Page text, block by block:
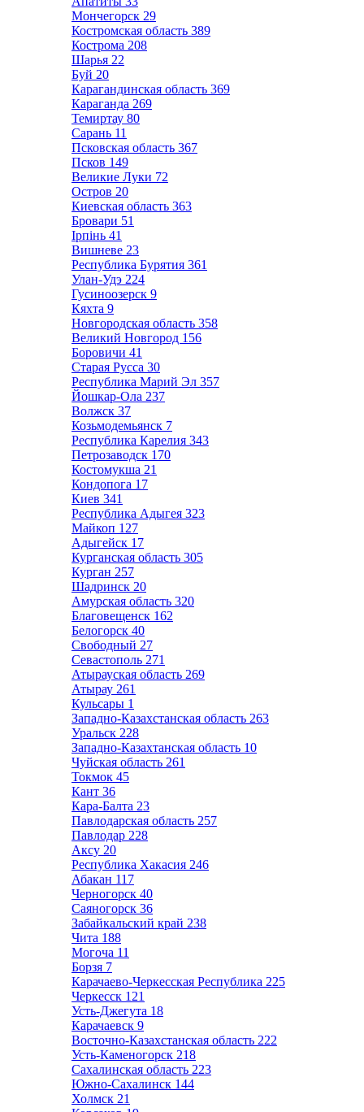
Мончегорск 29
Костромская область 389
Кострома 208
Шарья 22
Буй 20
Карагандинская область 369
Караганда 269
Темиртау 80
Сарань 11
Псковская область 367
Псков 149
Великие Луки 72
Остров 20
Киевская область 363
Бровари 51
Ірпінь 41
Вишневе 23
Республика Бурятия 361
Улан-Удэ 224
Гусиноозерск 9
Кяхта 9
Новгородская область 358
Великий Новгород 156
Боровичи 41
Старая Русса 30
Республика Марий Эл 357
Йошкар-Ола 237
Волжск 37
Козьмодемьянск 7
Республика Карелия 343
Петрозаводск 170
Костомукша 21
Кондопога 17
Киев 341
Республика Адыгея 323
Майкоп 127
Адыгейск 17
Курганская область 305
Курган 257
Шадринск 20
Амурская область 320
Благовещенск 162
Белогорск 40
Свободный 27
Севастополь 271
Атырауская область 269
Атырау 261
Кульсары 1
Западно-Казахстанская область 263
Уральск 228
Западно-Казахтанская область 10
Чуйская область 261
Токмок 45
Кант 36
Кара-Балта 23
Павлодарская область 257
Павлодар 228
Аксу 20
Республика Хакасия 246
Абакан 117
Черногорск 40
Саяногорск 36
Забайкальский край 238
Чита 188
Могоча 11
Борзя 7
Карачаево-Черкесская Республика 225
Черкесск 121
Усть-Джегута 18
Карачаевск 9
Восточно-Казахстанская область 222
Усть-Каменогорск 218
Сахалинская область 223
Южно-Сахалинск 144
Холмск 21